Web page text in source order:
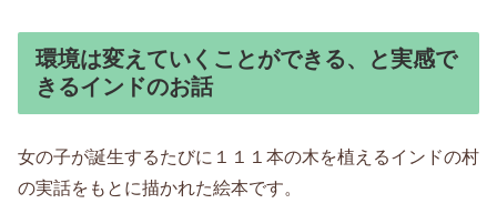
環境は変えていくことができる、と実感で
きるインドのお話
女の子が誕生するたびに１１１本の木を植えるインドの村
の実話をもとに描かれた絵本です。